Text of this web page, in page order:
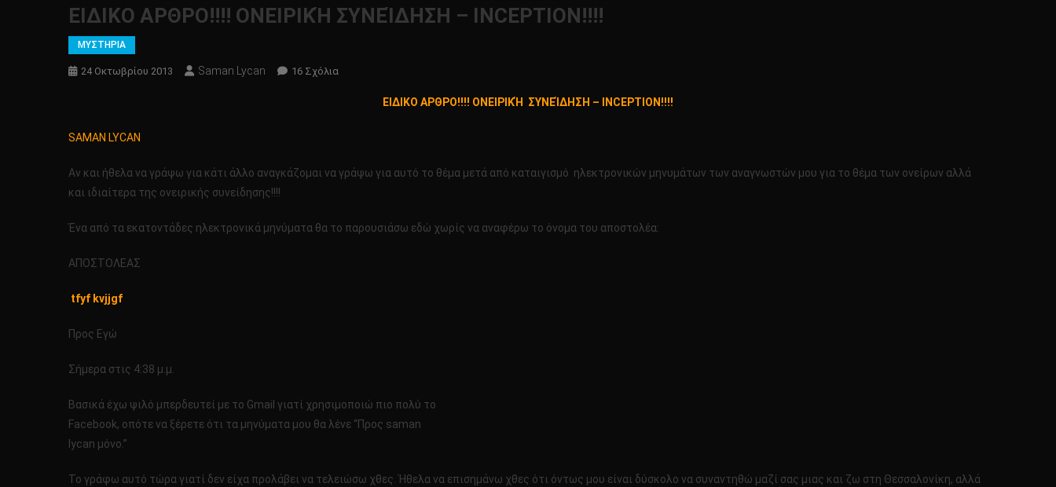
ΕΙΔΙΚΟ ΑΡΘΡΟ!!!! ΟΝΕΙΡΙΚΉ ΣΥΝΕΊΔΗΣΗ – ΙΝCEPTION!!!!
ΜΥΣΤΗΡΙΑ
24 Οκτωβρίου 2013 Saman Lycan 16 Σχόλια
ΙΝCEPTION!!!!
ΕΙΔΙΚΟ ΑΡΘΡΟ!!!! ΟΝΕΙΡΙΚΉ ΣΥΝΕΊΔΗΣΗ – ΙΝCEPTION!!!!
SAMAN LYCAN
Αν και ήθελα να γράψω για κάτι άλλο αναγκάζομαι να γράψω για αυτό το θέμα μετά από καταιγισμό ηλεκτρονικών μηνυμάτων των αναγνωστών μου για το θέμα των ονείρων αλλά
και ιδιαίτερα της ονειρικής συνείδησης!!!!
Ένα από τα εκατοντάδες ηλεκτρονικά μηνύματα θα το παρουσιάσω εδώ χωρίς να αναφέρω το όνομα του αποστολέα:
ΑΠΟΣΤΟΛΕΑΣ
tfyf kvjjgf
Προς Εγώ
Σήμερα στις 4:38 μ.μ.
Βασικά έχω ψιλό μπερδευτεί με το Gmail γιατί χρησιμοποιώ πιο πολύ το
Facebook, οπότε να ξέρετε ότι τα μηνύματα μου θα λένε “Προς saman
lycan μόνο.”
Το γράφω αυτό τώρα γιατί δεν είχα προλάβει να τελειώσω χθες. Ήθελα να επισημάνω χθες ότι όντως μου είναι δύσκολο να συναντηθώ μαζί σας μιας και ζω στη Θεσσαλονίκη, αλλά